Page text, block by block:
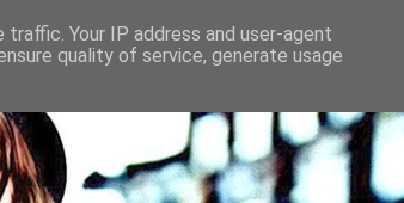
Your IP address and user-agent
quality of service, generate usage